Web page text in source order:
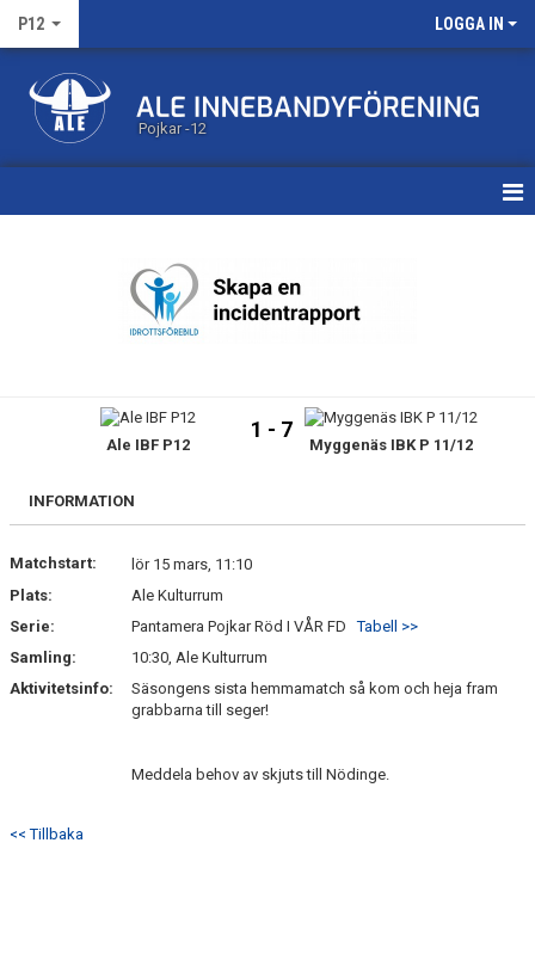
P12 LOGGA IN
Pojkar -12
DOKUMENT
Ale IBF P12
1 - 7
Myggenäs IBK P 11/12
INFORMATION
Matchstart:
lör 15 mars, 11:10
Plats:
Ale Kulturrum
Serie:
Pantamera Pojkar Röd I VÅR FDTabell >>
Samling:
10:30, Ale Kulturrum
Aktivitetsinfo:
Säsongens sista hemmamatch så kom och heja fram
grabbarna till seger!
Meddela behov av skjuts till Nödinge.
<< Tillbaka